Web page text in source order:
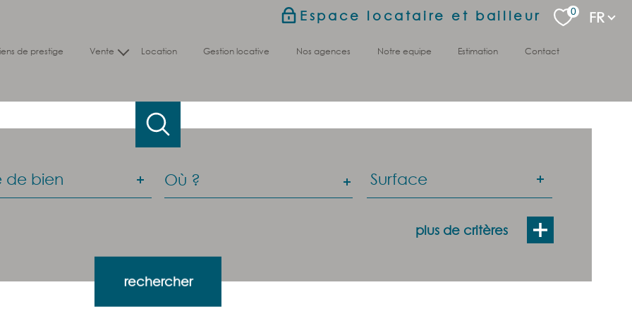
Espace locataire et bailleur 0 FR
de prestige vente
Nos biens vendus
location gestion locative nos agences notre equipe estimation contact
de bien
Surface
plus de critères
rechercher